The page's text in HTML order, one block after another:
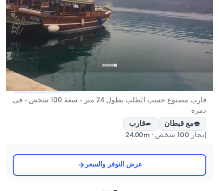
دمره, Antalya 5.0
(
1 مراجعة
قارب مصنوع حسب الطلب بطول 24 متر - سعة 100 شخص - في
دمره
مع قبطان
قارب
إبحار 100 شخص · 24.00m
عرض التوفر والسعر